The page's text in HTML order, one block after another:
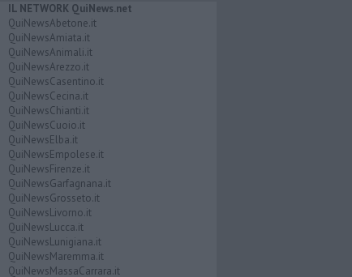
IL NETWORK QuiNews.net
QuiNewsAbetone.it
QuiNewsAmiata.it
QuiNewsAnimali.it
QuiNewsArezzo.it
QuiNewsCasentino.it
QuiNewsCecina.it
QuiNewsChianti.it
QuiNewsCuoio.it
QuiNewsElba.it
QuiNewsEmpolese.it
QuiNewsFirenze.it
QuiNewsGarfagnana.it
QuiNewsGrosseto.it
QuiNewsLivorno.it
QuiNewsLucca.it
QuiNewsLunigiana.it
QuiNewsMaremma.it
QuiNewsMassaCarrara.it